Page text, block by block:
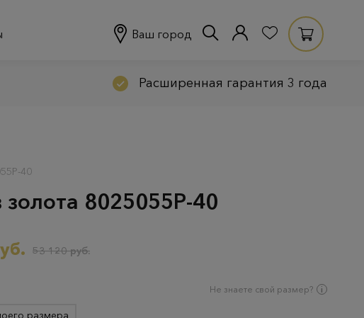
Ваш город
Расширенная гарантия 3 года
40
золота 8025055Р-40
53 120 руб.
Не знаете свой размер?
размера